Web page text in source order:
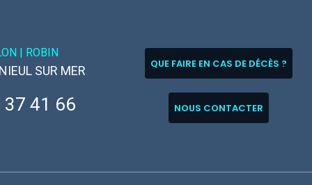
| ROBIN
SUR MER
37 41 66
QUE FAIRE EN CAS DE DÉCÈS ?
NOUS CONTACTER